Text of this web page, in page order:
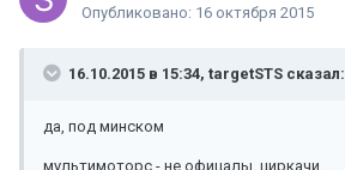
Опубликовано: 16 октября 2015
16.10.2015 в 15:34, targetSTS сказал:
да, под минском
мультимоторс - не офицалы, циркачи.